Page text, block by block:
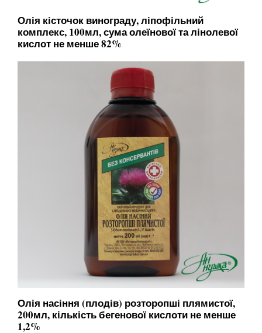
Олія кісточок винограду, ліпофільний
комплекс, 100мл, сума олеїнової та лінолевої
кислот не менше 82%
Олія насіння (плодів) розторопші плямистої,
200мл, кількість бегенової кислоти не менше
1,2%